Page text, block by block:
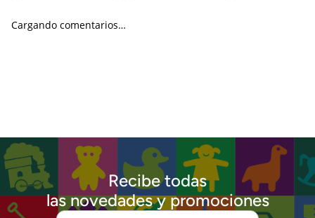
Cargando comentarios…
Recibe todas
las novedades y promociones